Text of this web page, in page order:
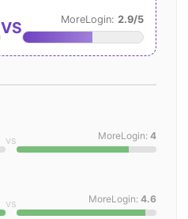
VS MoreLogin: 2.9/5
vs MoreLogin: 4
vs MoreLogin: 4.6